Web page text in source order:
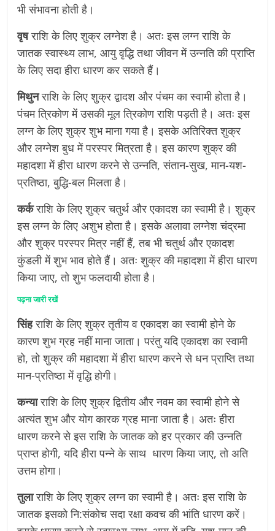
भी संभावना होती है।
वृषराशि के लिए शुक्र लग्नेश है। अतः इस लग्न राशि के
जातक स्वास्थ्य लाभ, आयु वृद्धि तथा जीवन में उन्नति की प्राप्ति
के लिए सदा हीरा धारण कर सकते हैं।
मिथुनराशि के लिए शुक्र द्वादश और पंचम का स्वामी होता है।
पंचम त्रिकोण में उसकी मूल त्रिकोण राशि पड़ती है। अतः इस
लग्न के लिए शुक्र शुभ माना गया है। इसके अतिरिक्त शुक्र
और लग्नेश बुध में परस्पर मित्रता है। इस कारण शुक्र की
महादशा में हीरा धारण करने से उन्नति, संतान-सुख, मान-यश-
प्रतिष्ठा, बुद्धि-बल मिलता है।
कर्कराशि के लिए शुक्र चतुर्थ और एकादश का स्वामी है। शुक्र
इस लग्न के लिए अशुभ होता है। इसके अलावा लग्नेश चंद्रमा
और शुक्र परस्पर मित्र नहीं हैं, तब भी चतुर्थ और एकादश
कुंडली में शुभ भाव होते हैं। अतः शुक्र की महादशा में हीरा धारण
किया जाए, तो शुभ फलदायी होता है।
पढ़ना जारी रखें
सिंहराशि के लिए शुक्र तृतीय व एकादश का स्वामी होने के
कारण शुभ ग्रह नहीं माना जाता। परंतु यदि एकादश का स्वामी
हो, तो शुक्र की महादशा में हीरा धारण करने से धन प्राप्ति तथा
मान-प्रतिष्ठा में वृद्धि होगी।
कन्याराशि के लिए शुक्र द्वितीय और नवम का स्वामी होने से
अत्यंत शुभ और योग कारक ग्रह माना जाता है। अतः हीरा
धारण करने से इस राशि के जातक को हर प्रकार की उन्नति
प्राप्त होगी, यदि हीरा पन्ने के साथ धारण किया जाए, तो अति
उत्तम होगा।
तुलाराशि के लिए शुक्र लग्न का स्वामी है। अतः इस राशि के
जातक इसको नि:संकोच सदा रक्षा कवच की भांति धारण करें।